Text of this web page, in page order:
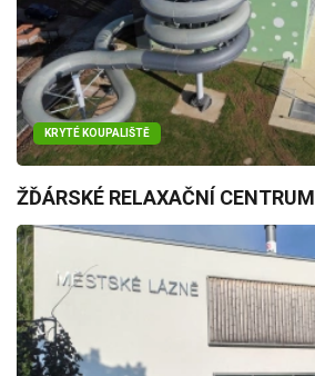
KRYTÉ KOUPALIŠTĚ
ŽĎÁRSKÉ RELAXAČNÍ CENTRUM